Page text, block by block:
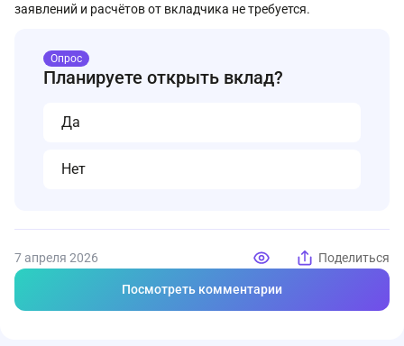
заявлений и расчётов от вкладчика не требуется.
Планируете открыть вклад?
Опрос
Да
Нет
7 апреля 2026 Поделиться
Посмотреть комментарии